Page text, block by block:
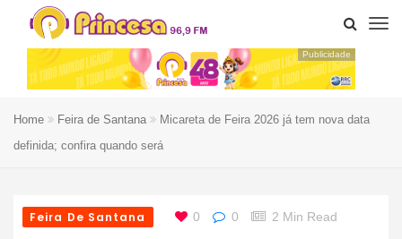
Publicidade
Home Feira de Santana
Micareta de Feira 2026 já tem nova data
definida; confira quando será
Feira De Santana 0 0 2 Min Read